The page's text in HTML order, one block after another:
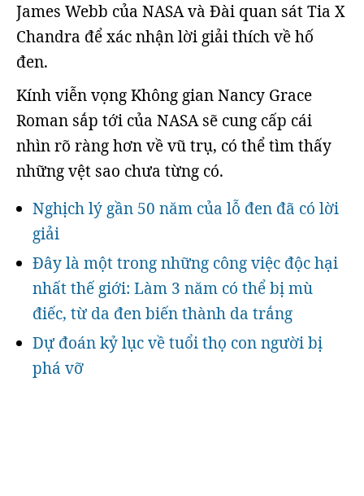
James Webb của NASA và Đài quan sát Tia X
Chandra để xác nhận lời giải thích về hố
đen.
Kính viễn vọng Không gian Nancy Grace
Roman sắp tới của NASA sẽ cung cấp cái
nhìn rõ ràng hơn về vũ trụ, có thể tìm thấy
những vệt sao chưa từng có.
Nghịch lý gần 50 năm của lỗ đen đã có lời
giải
Đây là một trong những công việc độc hại
nhất thế giới: Làm 3 năm có thể bị mù
điếc, từ da đen biến thành da trắng
Dự đoán kỷ lục về tuổi thọ con người bị
phá vỡ